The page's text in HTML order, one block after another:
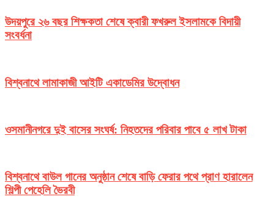
উদয়পুরে ২৬ বছর শিক্ষকতা শেষে ক্বারী ফখরুল ইসলামকে বিদায়ী
সংবর্ধনা
বিশ্বনাথে লামাকাজী আইটি একাডেমির উদ্বোধন
ওসমানীনগরে দুই বাসের সংঘর্ষ: নিহতদের পরিবার পাবে ৫ লাখ টাকা
বিশ্বনাথে বাউল গানের অনুষ্ঠান শেষে বাড়ি ফেরার পথে প্রাণ হারালেন
শিল্পী পেহেলি ভৈরবী